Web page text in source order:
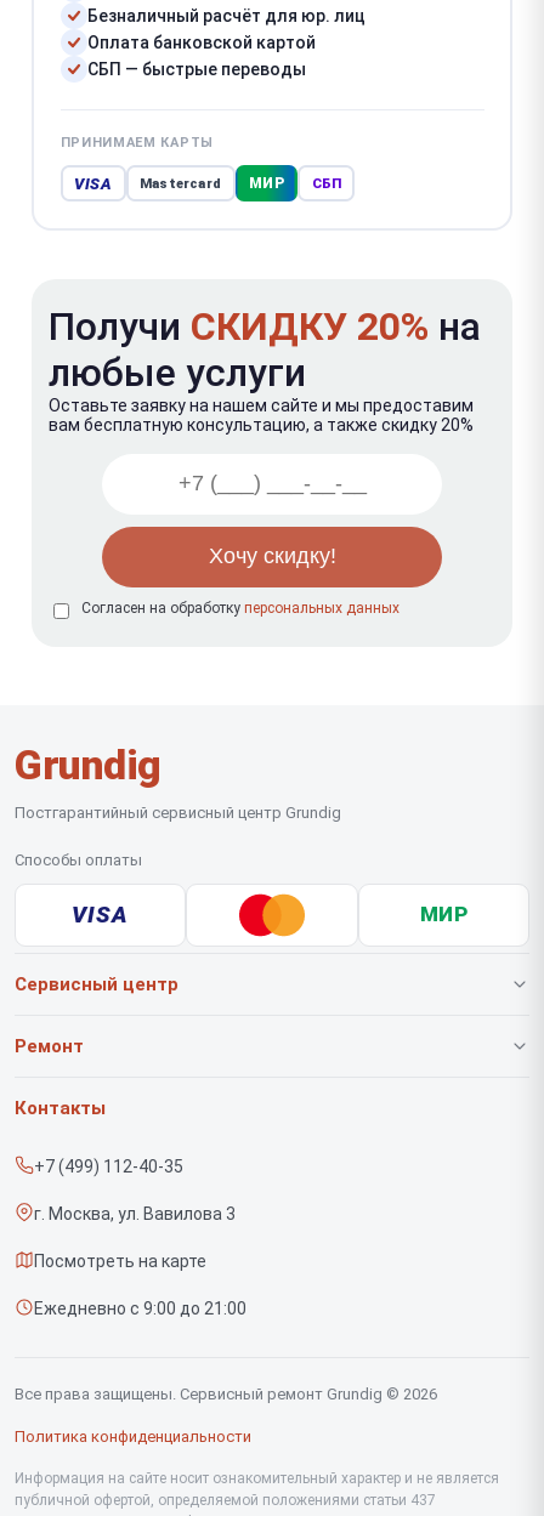
Безналичный расчёт для юр. лиц
Оплата банковской картой
СБП — быстрые переводы
ПРИНИМАЕМ КАРТЫ
VISA Mastercard МИР СБП
Получи СКИДКУ 20% на
любые услуги
Оставьте заявку на нашем сайте и мы предоставим
вам бесплатную консультацию, а также скидку 20%
Согласен на обработку персональных данных
Grundig
Постгарантийный сервисный центр Grundig
Способы оплаты
VISA МИР
Сервисный центр
О нашем сервисе
Срочный ремонт
Доставка и способы оплаты
Диагностика
Контакты
Ремонт
Роботов-пылесосов
Сушильных машин
Кофеварок
Контакты
+7 (499) 112-40-35
г. Москва, ул. Вавилова 3
Посмотреть на карте
Ежедневно с 9:00 до 21:00
Все права защищены. Сервисный ремонт Grundig © 2026
Политика конфиденциальности
Информация на сайте носит ознакомительный характер и не является
публичной офертой, определяемой положениями статьи 437